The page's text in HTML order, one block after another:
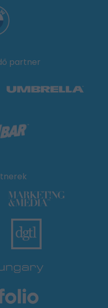
partner